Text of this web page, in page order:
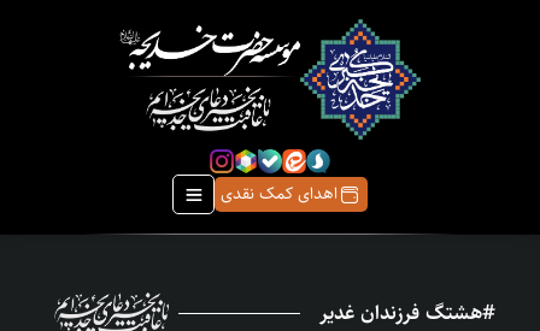
اهدای کمک نقدی
#هشتگ فرزندان غدیر